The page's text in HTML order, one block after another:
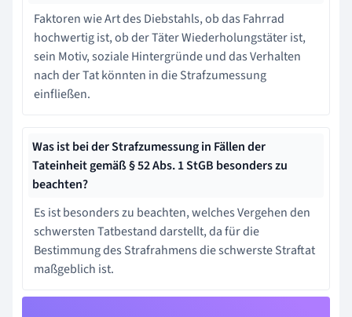
Faktoren wie Art des Diebstahls, ob das Fahrrad
hochwertig ist, ob der Täter Wiederholungstäter ist,
sein Motiv, soziale Hintergründe und das Verhalten
nach der Tat könnten in die Strafzumessung
einfließen.
Was ist bei der Strafzumessung in Fällen der
Tateinheit gemäß § 52 Abs. 1 StGB besonders zu
beachten?
Es ist besonders zu beachten, welches Vergehen den
schwersten Tatbestand darstellt, da für die
Bestimmung des Strafrahmens die schwerste Straftat
maßgeblich ist.